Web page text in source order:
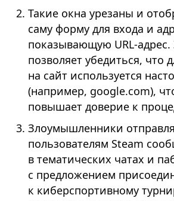
Такие окна урезаны и
саму форму для входа и
показывающую URL-адрес.
позволяет убедиться, что
на сайт используется
(например, google.com),
повышает доверие к
Злоумышленники
пользователям Steam
в тематических чатах и
с предложением
к киберспортивному